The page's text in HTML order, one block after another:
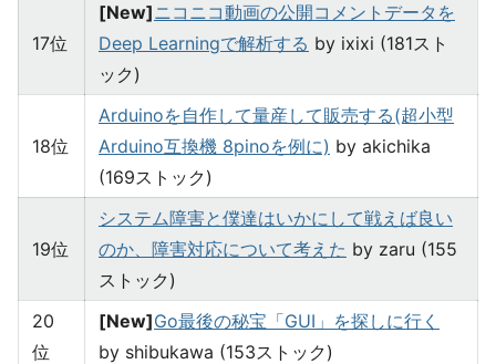
17位
[New]ニコニコ動画の公開コメントデータを
Deep Learningで解析する by ixixi (181スト
ック)
18位
Arduinoを自作して量産して販売する(超小型
Arduino互換機 8pinoを例に) by akichika
(169ストック)
19位
システム障害と僕達はいかにして戦えば良い
のか、障害対応について考えた by zaru (155
ストック)
20
位
[New]Go最後の秘宝「GUI」を探しに行く
by shibukawa (153ストック)